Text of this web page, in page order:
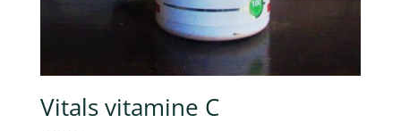
Vitals vitamine C